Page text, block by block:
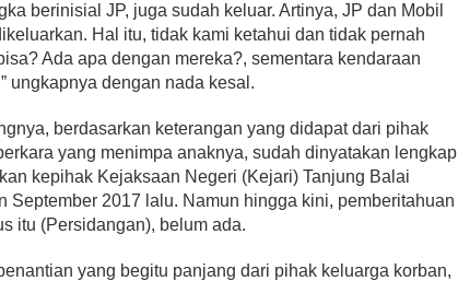
berinisial JP, juga sudah keluar. Artinya, JP dan Mobil
Hal itu, tidak kami ketahui dan tidak pernah
Ada apa dengan mereka?, sementara kendaraan
ungkapnya dengan nada kesal.
berdasarkan keterangan yang didapat dari pihak
yang menimpa anaknya, sudah dinyatakan lengkap
kepihak Kejaksaan Negeri (Kejari) Tanjung Balai
September 2017 lalu. Namun hingga kini, pemberitahuan
itu (Persidangan), belum ada.
yang begitu panjang dari pihak keluarga korban,